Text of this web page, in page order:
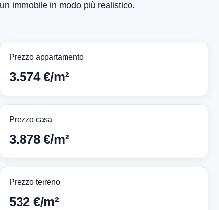
un immobile in modo più realistico.
Prezzo appartamento
3.574 €/m²
Prezzo casa
3.878 €/m²
Prezzo terreno
532 €/m²